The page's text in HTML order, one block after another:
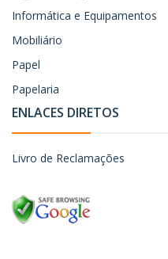
Informática e Equipamentos
Mobiliário
Papel
Papelaria
ENLACES DIRETOS
Livro de Reclamações